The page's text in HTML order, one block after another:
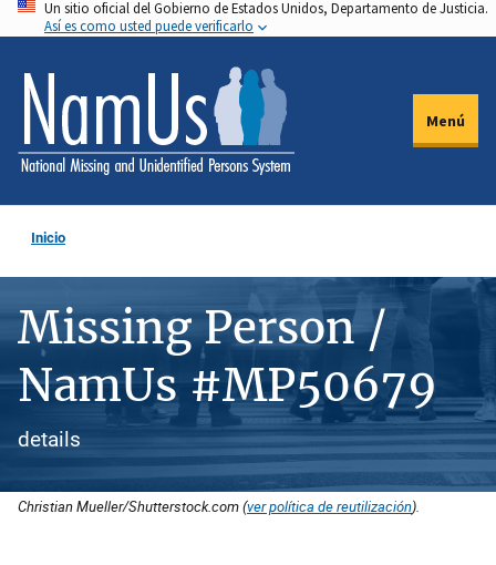
Pasar
al
contenido
principal
Un sitio oficial del Gobierno de Estados Unidos, Departamento de Justicia.
Así es como usted puede verificarlo
Menú
Inicio
Missing Person /
NamUs #MP50679
details
Christian Mueller/Shutterstock.com (ver política de reutilización).